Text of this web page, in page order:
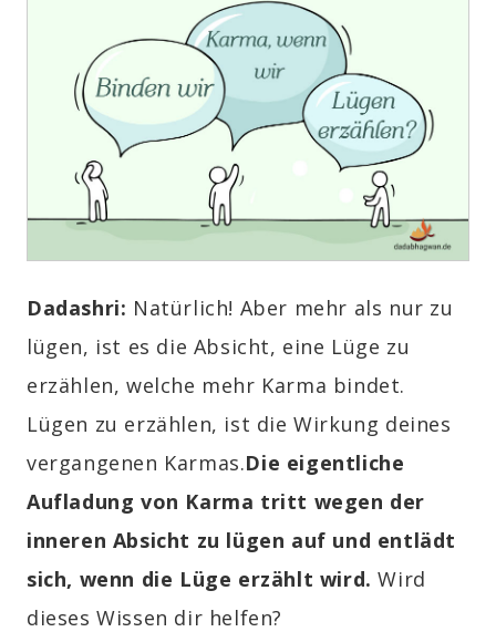
Dadashri: Natürlich! Aber mehr als nur zu
lügen, ist es die Absicht, eine Lüge zu
erzählen, welche mehr Karma bindet.
Lügen zu erzählen, ist die Wirkung deines
vergangenen Karmas.Die eigentliche
Aufladung von Karma tritt wegen der
inneren Absicht zu lügen auf und entlädt
sich, wenn die Lüge erzählt wird. Wird
dieses Wissen dir helfen?